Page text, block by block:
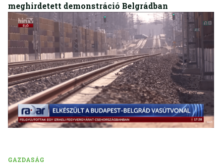
meghirdetett demonstráció Belgrádban
GAZDASÁG